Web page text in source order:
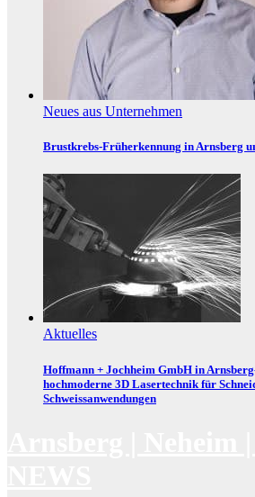
Neues aus Unternehmen
Brustkrebs-Früherkennung in Arnsberg
Aktuelles
Hoffmann + Jochheim GmbH in
hochmoderne 3D Lasertechnik für
Schweissanwendungen